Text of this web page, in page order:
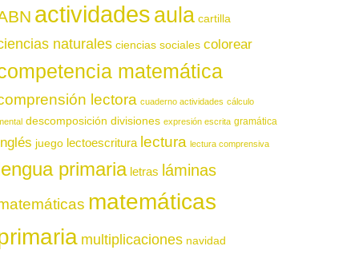
actividadesaula cartilla
naturales ciencias sociales colorear
matemática
lectora cuaderno actividades cálculo
descomposición divisiones expresión escrita gramática
juego lectoescritura lectura lectura comprensiva
primaria letras láminas
matemáticas
multiplicaciones navidad